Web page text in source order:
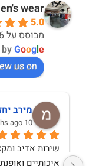
wear
5.0
מבוסס על 106 ביקורות
Google
us on
מירב
10 months ago